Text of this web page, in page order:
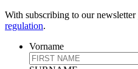
With subscribing to our
regulation.
Vorname